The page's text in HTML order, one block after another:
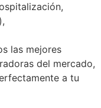
las mejores
del mercado,
a tu